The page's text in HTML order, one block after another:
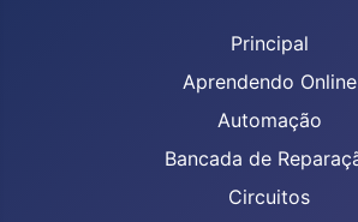
Principal
Aprendendo Online
Automação
Bancada de
Circuitos